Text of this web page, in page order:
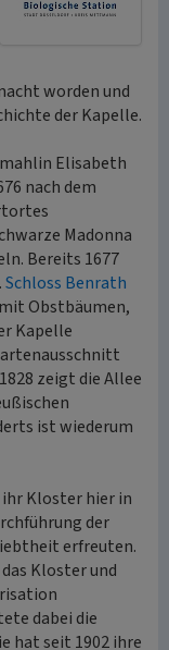
worden und
der Kapelle.
Elisabeth
nach dem
Madonna
Bereits 1677
Schloss Benrath
Obstbäumen,
Kapelle
zeigt die Allee
ist wiederum
Kloster hier in
der
erfreuten.
Kloster und
dabei die
hat seit 1902 ihre